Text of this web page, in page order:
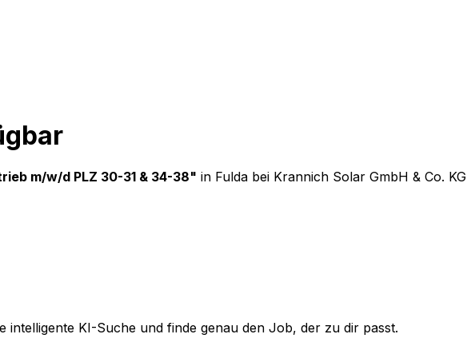
m/w/d PLZ 30-31 & 34-38" in Fulda bei Krannich Solar GmbH & Co. KG
KI-Suche und finde genau den Job, der zu dir passt.